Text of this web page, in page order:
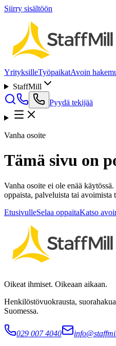
Siirry sisältöön
YrityksilleTyöpaikatAvoin
StaffMill
Pyydä tekijää
Vanha osoite
Tämä sivu on
Vanha osoite ei ole enää
oppaista, palveluista tai avoimista
EtusivulleSelaa oppaitaKatso
Oikeat ihmiset. Oikeaan aikaan.
Henkilöstövuokrausta,
Suomessa.
029 007 4040